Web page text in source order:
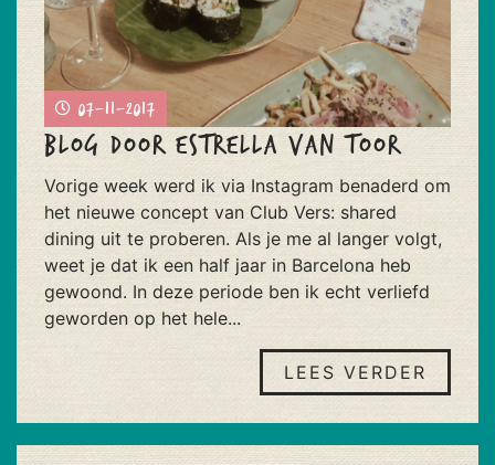
07-11-2017
Blog door Estrella van Toor
Vorige week werd ik via Instagram benaderd om
het nieuwe concept van Club Vers: shared
dining uit te proberen. Als je me al langer volgt,
weet je dat ik een half jaar in Barcelona heb
gewoond. In deze periode ben ik echt verliefd
geworden op het hele...
LEES VERDER